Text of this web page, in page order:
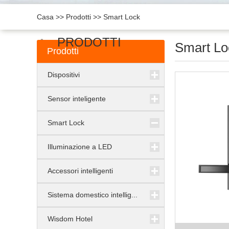
Casa >> Prodotti >> Smart Lock
PRODOTTI
Prodotti
Dispositivi
Sensor inteligente
Smart Lock
Illuminazione a LED
Accessori intelligenti
Sistema domestico intellig...
Wisdom Hotel
Smart